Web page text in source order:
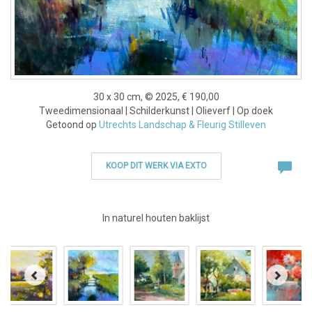
30 x 30 cm, © 2025, € 190,00
Tweedimensionaal | Schilderkunst | Olieverf | Op doek
Getoond op Utrechts Landschap & Fleurig Stilleven
KOOP DIT WERK VIA EXTO
In naturel houten baklijst